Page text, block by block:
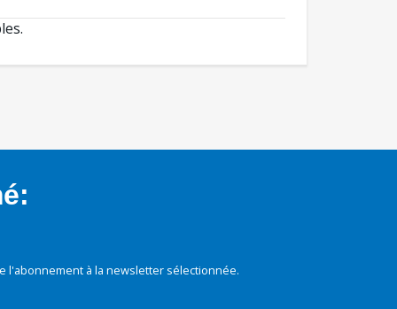
à la newsletter sélectionnée.